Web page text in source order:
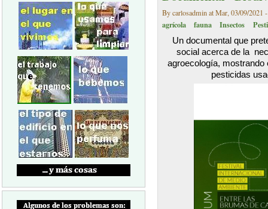
By carlosadmin at Mar, 03/09/2021
agrícola fauna Insectos
Un documental que
social acerca de la
agroecología, mostrando
pesticidas